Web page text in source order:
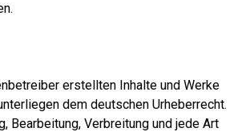
erstellten Inhalte und Werke
dem deutschen Urheberrecht.
Bearbeitung, Verbreitung und jede Art